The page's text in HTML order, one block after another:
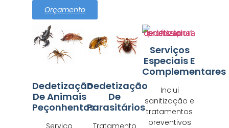
Orçamento
Dedetização
De Animais
Peçonhentos
Dedetização
De
Parasitários
Serviços
Especiais E
Complementares
Inclui
sanitização e
tratamentos
preventivos